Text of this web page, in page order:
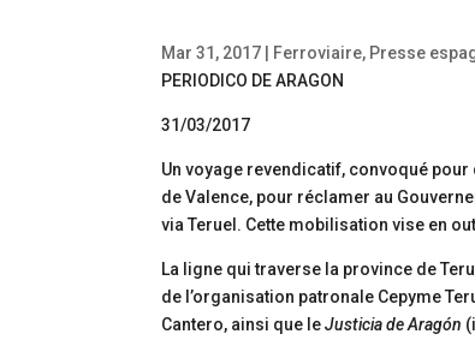
Mar 31, 2017 Ferroviaire, Presse
PERIODICO DE ARAGON
31/03/2017
Un voyage revendicatif, convoqué pour
de Valence, pour réclamer au
via Teruel. Cette mobilisation vise en
La ligne qui traverse la province de
de l’organisation patronale Cepyme
Cantero, ainsi que leJusticia de Aragón